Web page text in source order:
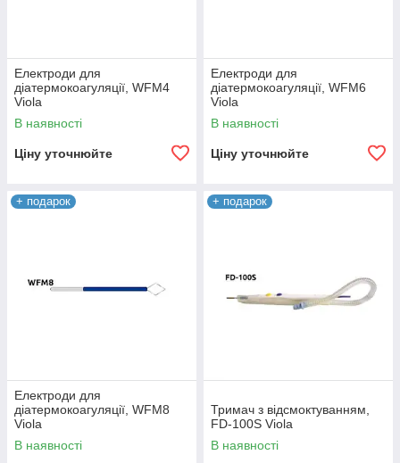
Електроди для
діатермокоагуляції, WFM4
Viola
В наявності
Ціну уточнюйте
Електроди для
діатермокоагуляції, WFM6
Viola
В наявності
Ціну уточнюйте
+ подарок
Електроди для
діатермокоагуляції, WFM8
Viola
В наявності
+ подарок
Тримач з відсмоктуванням,
FD-100S Viola
В наявності